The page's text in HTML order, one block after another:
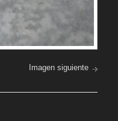
Imagen siguiente